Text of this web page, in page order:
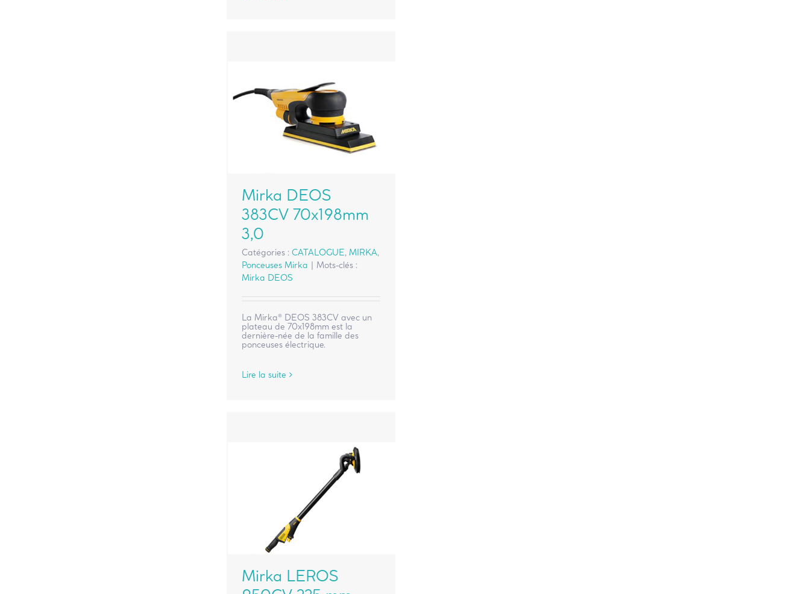
Mirka DEOS
383CV 70x198mm
3,0
Catégories :CATALOGUE, MIRKA,
Ponceuses Mirka | Mots-clés :
Mirka DEOS
La Mirka® DEOS 383CV avec un
plateau de 70x198mm est la
dernière-née de la famille des
ponceuses électrique.
Lire la suite
Mirka LEROS